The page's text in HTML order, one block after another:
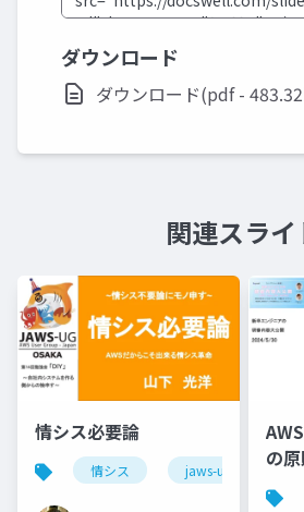
ダウンロード
ダウンロード(pdf -
関連スライ
情シス必要論
情シス jaws-ug
の